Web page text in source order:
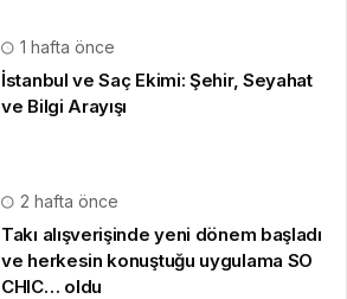
1 hafta önce
İstanbul ve Saç Ekimi: Şehir, Seyahat
ve Bilgi Arayışı
2 hafta önce
Takı alışverişinde yeni dönem başladı
ve herkesin konuştuğu uygulama SO
CHIC… oldu